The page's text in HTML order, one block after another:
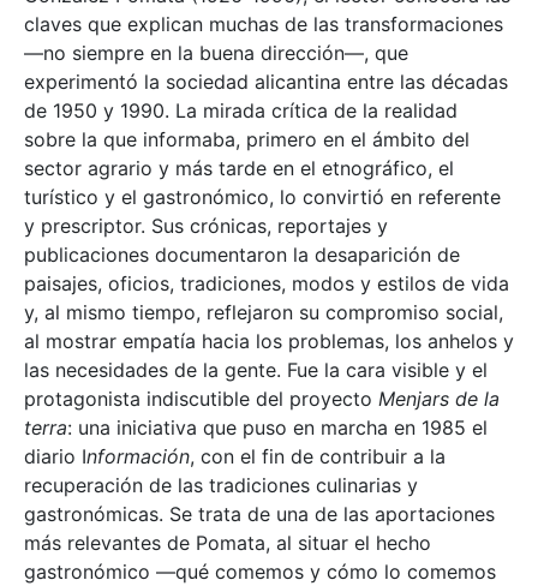
claves que explican muchas de las transformaciones
—no siempre en la buena dirección—, que
experimentó la sociedad alicantina entre las décadas
de 1950 y 1990. La mirada crítica de la realidad
sobre la que informaba, primero en el ámbito del
sector agrario y más tarde en el etnográfico, el
turístico y el gastronómico, lo convirtió en referente
y prescriptor. Sus crónicas, reportajes y
publicaciones documentaron la desaparición de
paisajes, oficios, tradiciones, modos y estilos de vida
y, al mismo tiempo, reflejaron su compromiso social,
al mostrar empatía hacia los problemas, los anhelos y
las necesidades de la gente. Fue la cara visible y el
protagonista indiscutible del proyecto Menjars de la
terra: una iniciativa que puso en marcha en 1985 el
diario Información, con el fin de contribuir a la
recuperación de las tradiciones culinarias y
gastronómicas. Se trata de una de las aportaciones
más relevantes de Pomata, al situar el hecho
gastronómico —qué comemos y cómo lo comemos